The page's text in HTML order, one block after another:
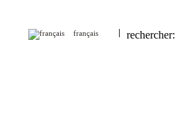
français rechercher: